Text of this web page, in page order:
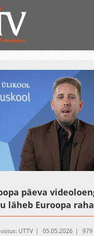
UnmuteLoaded:
1.34%
päeva
läheb Euroopa
UTTV 05.05.2026
979